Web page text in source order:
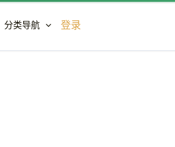
分类导航 登录